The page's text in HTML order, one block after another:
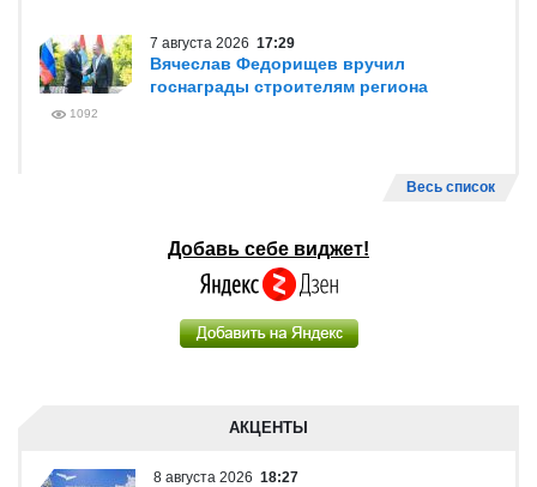
7 августа 2026 17:29
Вячеслав Федорищев вручил
госнаграды строителям региона
1092
Весь список
Добавь себе виджет!
АКЦЕНТЫ
8 августа 2026 18:27